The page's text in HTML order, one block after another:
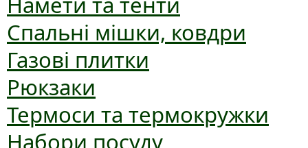
Спальні мішки, ковдри
Газові плитки
Рюкзаки
Термоси та термокружки
Набори посуду